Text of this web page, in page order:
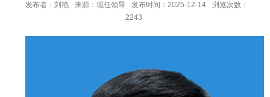
发布者：刘艳 来源：现任领导 发布时间：2025-12-14
浏览次数：
2243